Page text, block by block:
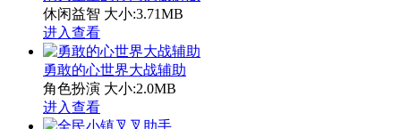
休闲益智 大小:3.71MB
进入查看
勇敢的心世界大战辅助
角色扮演 大小:2.0MB
进入查看